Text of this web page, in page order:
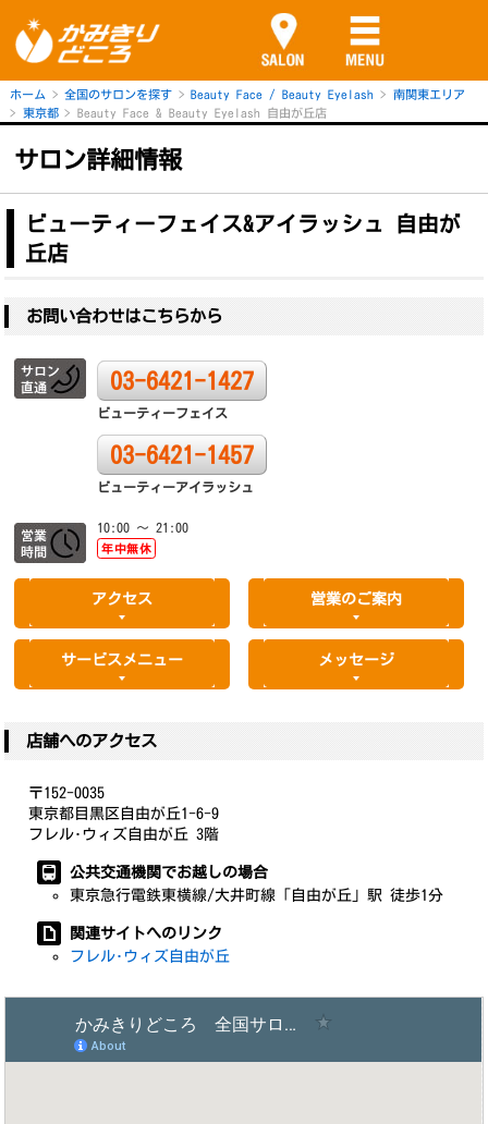
ホーム 全国のサロンを探す Beauty Face / Beauty Eyelash
南関東エリア
東京都
Beauty Face & Beauty Eyelash 自由が丘店
サロン詳細情報
ビューティーフェイス&アイラッシュ 自由が
丘店
お問い合わせはこちらから
03-6421-1427
ビューティーフェイス
03-6421-1457
ビューティーアイラッシュ
10:00 ～ 21:00
年中無休
アクセス 営業のご案内
サービスメニュー メッセージ
店舗へのアクセス
〒152-0035
東京都目黒区自由が丘1-6-9
フレル･ウィズ自由が丘 3階
公共交通機関でお越しの場合
東京急行電鉄東横線/大井町線「自由が丘」駅 徒歩1分
関連サイトへのリンク
フレル･ウィズ自由が丘